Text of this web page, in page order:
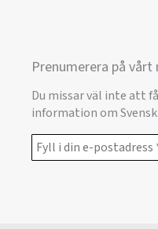
Prenumerera på vårt
Du missar väl inte att
information om